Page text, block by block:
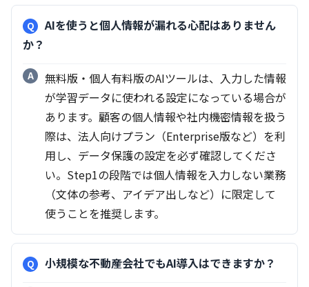
AIを使うと個人情報が漏れる心配はありません
か？
無料版・個人有料版のAIツールは、入力した情報
が学習データに使われる設定になっている場合が
あります。顧客の個人情報や社内機密情報を扱う
際は、法人向けプラン（Enterprise版など）を利
用し、データ保護の設定を必ず確認してくださ
い。Step1の段階では個人情報を入力しない業務
（文体の参考、アイデア出しなど）に限定して
使うことを推奨します。
小規模な不動産会社でもAI導入はできますか？